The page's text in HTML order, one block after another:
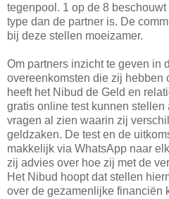
tegenpool. 1 op de 8
type dan de partner is. De
bij deze stellen moeizamer.
Om partners inzicht te geven in
overeenkomsten die zij hebben
heeft het Nibud de Geld en
gratis online test kunnen
vragen al zien waarin zij
geldzaken. De test en de
makkelijk via WhatsApp naar
zij advies over hoe zij met de
Het Nibud hoopt dat stellen
over de gezamenlijke financiën